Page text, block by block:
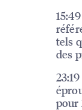
tels
des
pour